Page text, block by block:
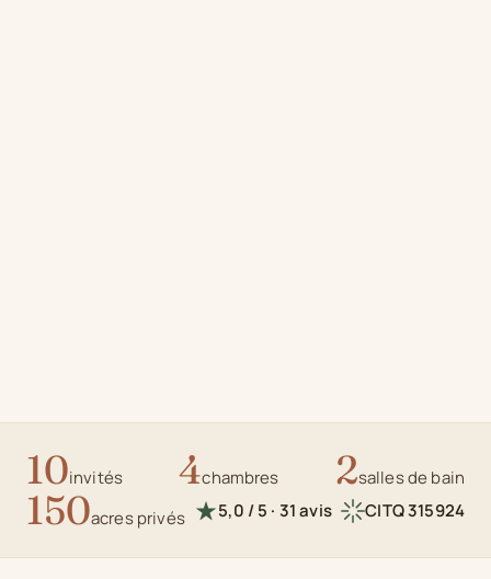
10invités 4chambres 2salles de bain
150acres privés 5,0 / 5 · 31 avis CITQ 315924